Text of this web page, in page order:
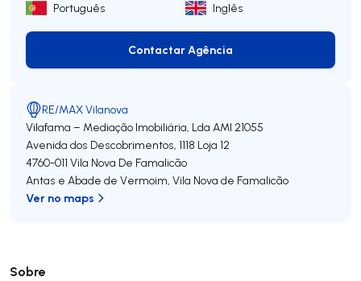
Sobre
Português Inglês
Contactar Agência
Contactar Agência
RE/MAX Vilanova
Vilafama – Mediação Imobiliária, Lda AMI 21055
Avenida dos Descobrimentos, 1118 Loja 12
4760-011 Vila Nova De Famalicão
Antas e Abade de Vermoim, Vila Nova de Famalicão
Ver no maps